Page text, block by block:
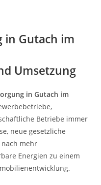
in Gutach im
Umsetzung
in Gutach im
Betriebe immer
neue gesetzliche
mehr
Energien zu einem